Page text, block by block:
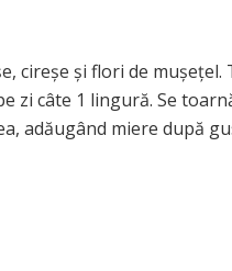
cireșe și flori de mușețel.
zi câte 1 lingură. Se
adăugând miere după